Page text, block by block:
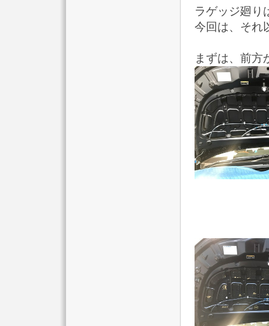
ラゲッジ廻り
今回は、それ
まずは、前方